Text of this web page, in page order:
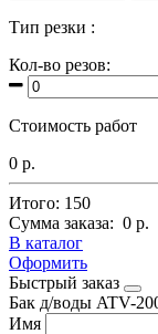
Тип резки :
Кол-во резов:
Стоимость работ
0 р.
Итого: 150
Сумма заказа: 0 р.
В каталог
Оформить
Быстрый заказ
Бак д/воды ATV-
Имя